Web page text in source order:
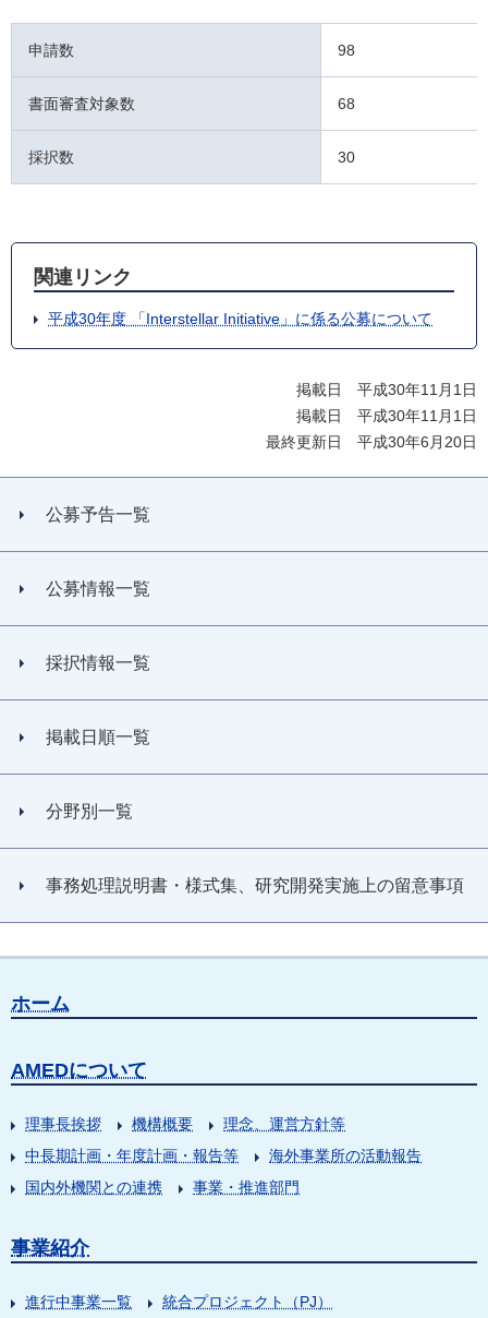
申請数 98
書面審査対象数 68
採択数 30
関連リンク
平成30年度 「Interstellar Initiative」に係る公募について
掲載日 平成30年11月1日
掲載日 平成30年11月1日
最終更新日 平成30年6月20日
公募予告一覧
公募情報一覧
採択情報一覧
掲載日順一覧
分野別一覧
事務処理説明書・様式集、研究開発実施上の留意事項
ホーム
AMEDについて
理事長挨拶 機構概要
理念、運営方針等
中長期計画・年度計画・報告等
海外事業所の活動報告
国内外機関との連携
事業・推進部門
事業紹介
進行中事業一覧
統合プロジェクト（PJ）